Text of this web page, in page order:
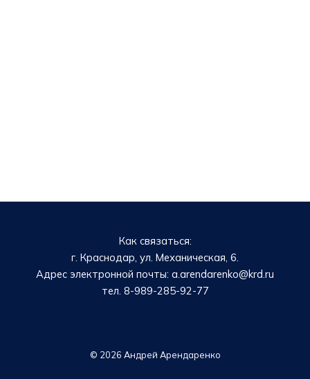
Как связаться:
г. Краснодар, ул. Механическая, 6.
Адрес электронной почты: a.arendarenko@krd.ru
тел. 8-989-285-92-77
© 2026 Андрей Арендаренко